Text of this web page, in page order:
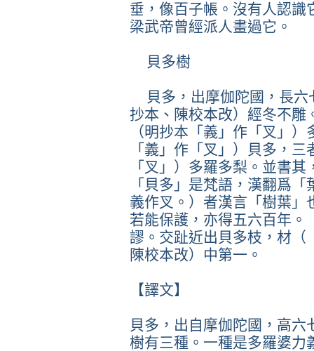
垂，像百子帳。沒有人認識
梁武帝曾經派人畫過它。
貝多樹
貝多，出摩伽陀國，長六
抄本、陳校本改）經冬不雕
（明抄本「義」作「叉」
「義」作「叉」）貝多，
「叉」）多羅多梨。並書
「貝多」是梵語，漢翻爲
義作叉。）者漢言「樹葉」
若能保護，亦得五六百年。
謬。交趾近出貝多枝，材（
陳校本改）中第一。
【譯文】
貝多，出自摩伽陀國，高
樹有三種。一種是多羅婆力